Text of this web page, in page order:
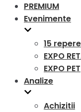
PREMIUM
Evenimente
15
EXPO
EXPO PET
Analize
Achizitii